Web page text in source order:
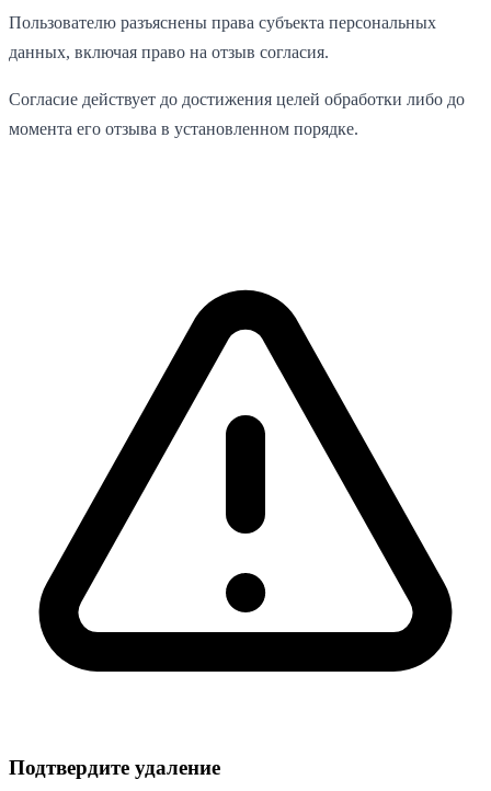
Пользователю разъяснены права субъекта персональных
данных, включая право на отзыв согласия.
Согласие действует до достижения целей обработки либо до
момента его отзыва в установленном порядке.
Подтвердите удаление